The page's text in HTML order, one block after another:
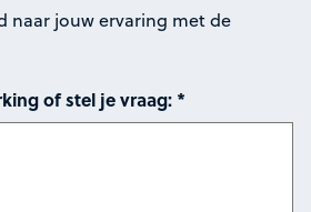
naar jouw ervaring met de
of stel je vraag: *